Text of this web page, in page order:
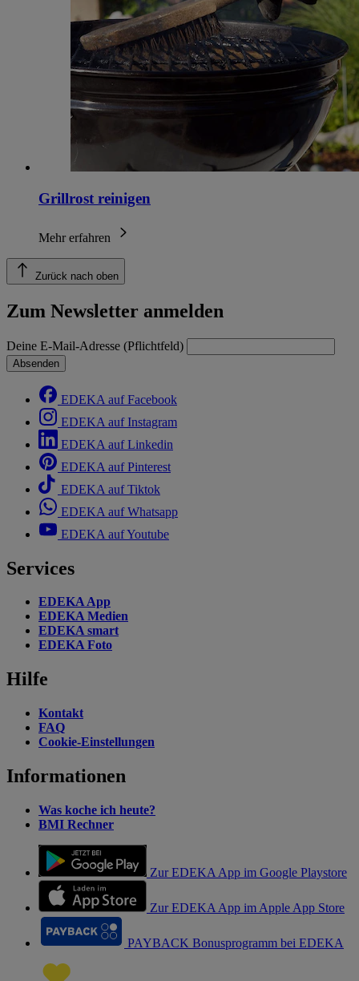
Grillrost reinigen
Mehr erfahren
Zurück nach oben
Zum Newsletter anmelden
Deine E-Mail-Adresse (Pflichtfeld)
Absenden
EDEKA auf Facebook
EDEKA auf Instagram
EDEKA auf Linkedin
EDEKA auf Pinterest
EDEKA auf Tiktok
EDEKA auf Whatsapp
EDEKA auf Youtube
Services
EDEKA App
EDEKA Medien
EDEKA smart
EDEKA Foto
Hilfe
Kontakt
FAQ
Cookie-Einstellungen
Informationen
Was koche ich heute?
BMI Rechner
Zur EDEKA App im Google Playstore
Zur EDEKA App im Apple App Store
PAYBACK Bonusprogramm bei EDEKA